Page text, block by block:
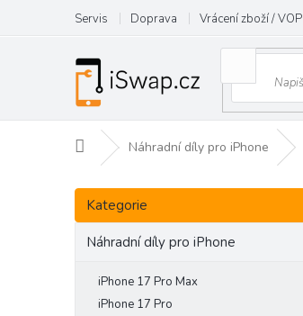
obsah
Servis Doprava Vrácení zboží / VOP
Domů Náhradní díly pro iPhone
P
s
Přeskočit
kategorie
Kategorie
Náhradní díly pro iPhone
iPhone 17 Pro Max
iPhone 17 Pro